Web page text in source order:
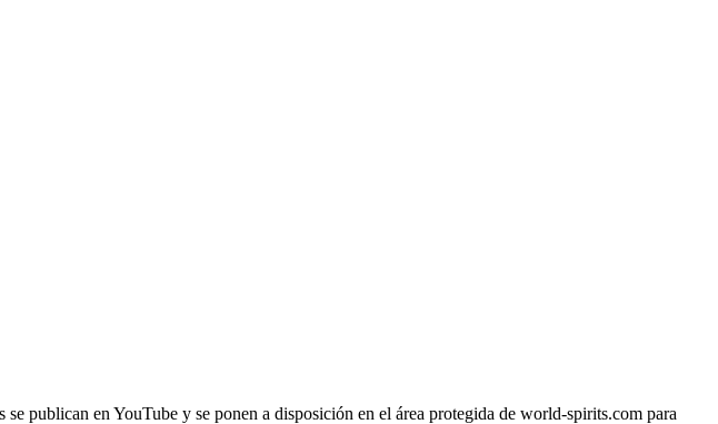
publican en YouTube y se ponen a disposición en el área protegida de world-spirits.com para